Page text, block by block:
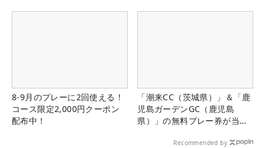
8-9月のプレーに2回使える！
コース限定2,000円クーポン
配布中！
「潮来CC（茨城県）」＆「鹿
児島ガーデンGC（鹿児島
県）」の無料プレー券が当た
Recommended by